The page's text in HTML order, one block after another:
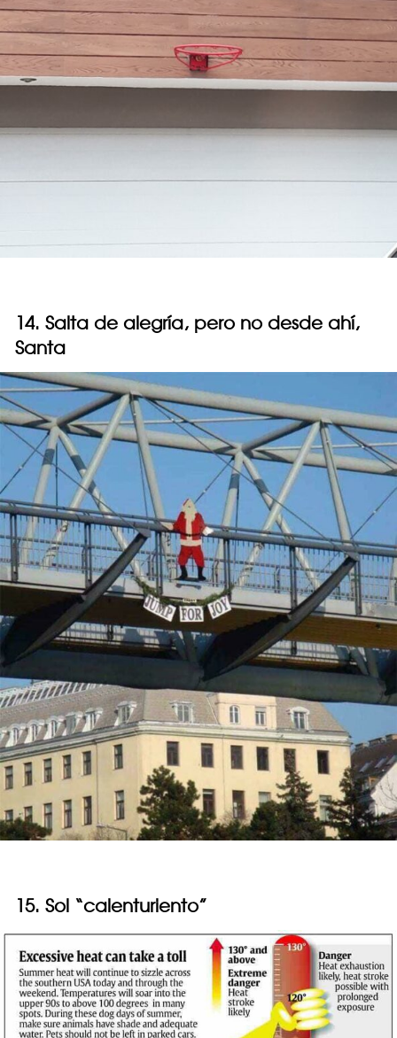
14. Salta de alegría, pero no desde ahí,
Santa
15. Sol “calenturiento”